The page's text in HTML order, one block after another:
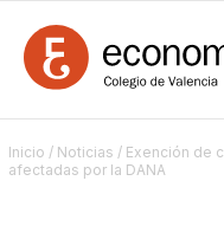
Inicio / Noticias / Exención de
afectadas por la DANA